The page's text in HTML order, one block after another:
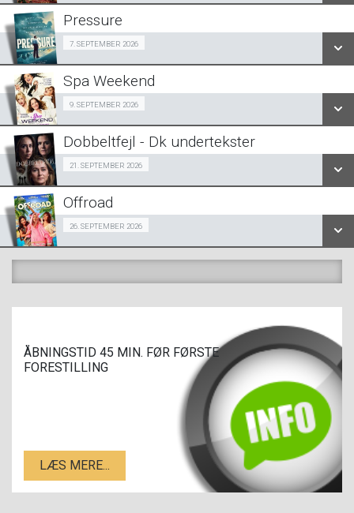
LÆS MERE
SE ALLE DAGE
LÆS MERE
Pressure
7. SEPTEMBER 2026Halv-pris event 07/09
SE ALLE DAGE
LÆS MERE
Spa Weekend
9. SEPTEMBER 2026Girls Night Out 09/09
SE ALLE DAGE
LÆS MERE
Dobbeltfejl - Dk undertekster
21. SEPTEMBER 2026Forpremiere 21/09
SE ALLE DAGE
LÆS MERE
Offroad
26. SEPTEMBER 2026Snigpremiere 26/09
ÅBNINGSTID 45 MIN. FØR FØRSTE
FORESTILLING
LÆS MERE...